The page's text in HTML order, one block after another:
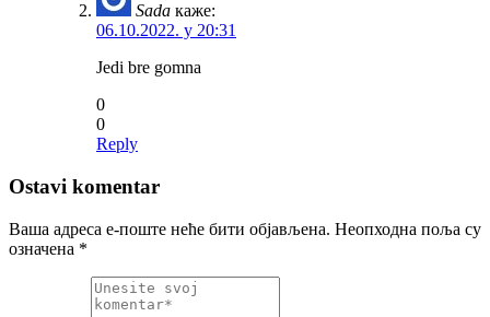
Sada каже:
06.10.2022. у 20:31
Jedi bre gomna
0
0
Reply
Ostavi komentar
Ваша адреса е-поште неће бити објављена. Неопходна поља су
означена *